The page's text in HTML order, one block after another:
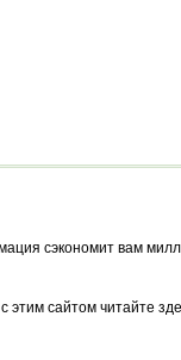
сэкономит вам
этим сайтом читайте